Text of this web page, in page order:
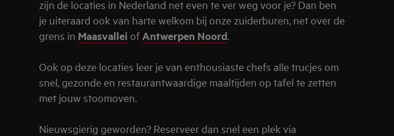
zijn de locaties in Nederland net even te ver weg voor je? Dan ben
je uiteraard ook van harte welkom bij onze zuiderburen, net over de
grens in Maasvallei ofAntwerpen Noord.
Ook op deze locaties leer je van enthousiaste chefs alle trucjes om
snel, gezonde en restaurantwaardige maaltijden op tafel te zetten
met jouw stoomoven.
Nieuwsgierig geworden? Reserveer dan snel een plek via